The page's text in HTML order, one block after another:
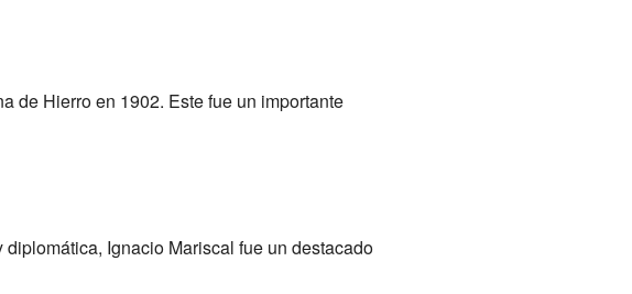
de Hierro en 1902. Este fue un importante
Ignacio Mariscal fue un destacado